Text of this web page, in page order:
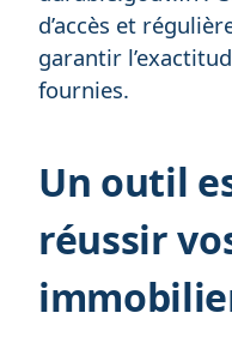
d’accès et
garantir
fournies.
Un outil
réussir